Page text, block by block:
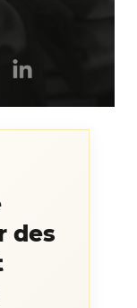
des